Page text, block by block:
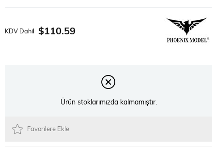
KDV Dahil $110.59
Ürün stoklarımızda kalmamıştır.
Favorilere Ekle